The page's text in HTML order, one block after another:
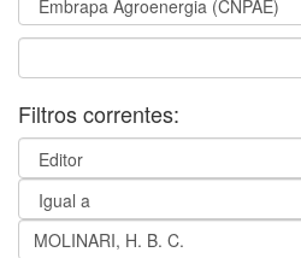
Filtros correntes: